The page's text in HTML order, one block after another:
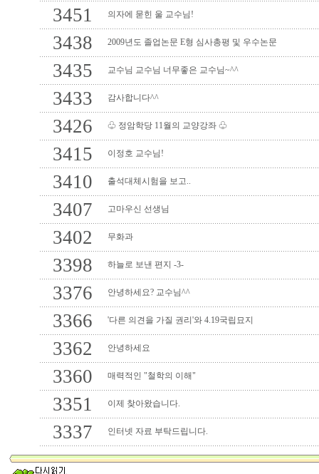
3451 의자에 묻힌 울 교수님!
3438 2009년도 졸업논문 E형 심사총평 및 우수논문
3435 교수님 교수님 너무좋은 교수님~^^
3433 감사합니다^^
3426 ♧ 정암학당 11월의 교양강좌 ♧
3415 이정호 교수님!
3410 출석대체시험을 보고..
3407 고마우신 선생님
3402 무화과
3398 하늘로 보낸 편지 -3-
3376 안녕하세요? 교수님^^
3366 '다른 의견을 가질 권리'와 4.19국립묘지
3362 안녕하세요
3360 매력적인 "철학의 이해"
3351 이제 찾아왔습니다.
3337 인터넷 자료 부탁드립니다.